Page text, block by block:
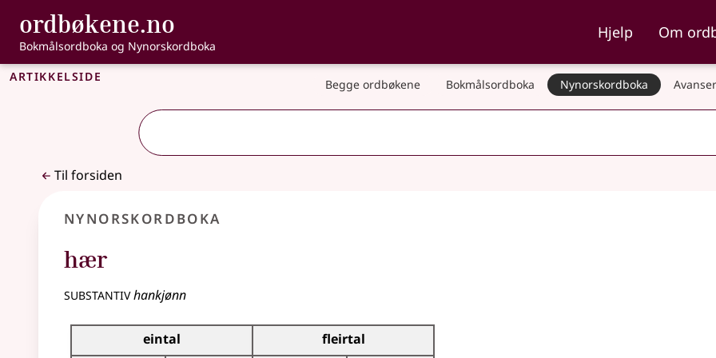
Gå til hovedinnhold
Tilgjengelighet
ordbøkene.no , Bokmålsordboka og Nynorskordboka
Bokmålsordboka og Nynorskordboka
Hjelp Om
Artikkelside Begge ordbøkene Bokmålsordboka Nynorskordboka
Til forsiden
Nynorskordboka
hær
substantivhankjønn
Bøyningstabell for dette substantivet
eintal
fleirtal